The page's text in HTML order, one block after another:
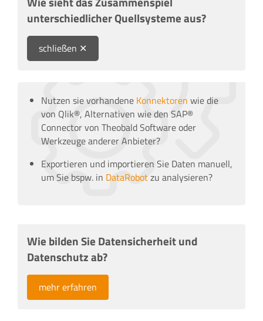
unterschiedlicher Quellsysteme aus?
schließen
Nutzen sie vorhandene Konnektoren wie die
von Qlik®, Alternativen wie den SAP®
Connector von Theobald Software oder
Werkzeuge anderer Anbieter?
Exportieren und importieren Sie Daten manuell,
um Sie bspw. in DataRobotzu analysieren?
Wie bilden Sie Datensicherheit und
Datenschutz ab?
mehr erfahren